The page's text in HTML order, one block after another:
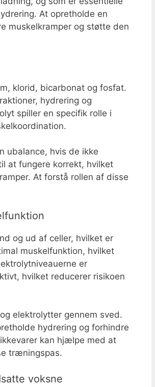
At opretholde en
muskelkramper og støtte den
klorid, bicarbonat og fosfat.
hydrering og
spiller en specifik rolle i
ubalance, hvis de ikke
at fungere korrekt, hvilket
At forstå rollen af disse
og ud af celler, hvilket er
muskelfunktion, hvilket
er
hvilket reducerer risikoen
elektrolytter gennem sved.
hydrering og forhindre
kan hjælpe med at
træningspas.
voksne